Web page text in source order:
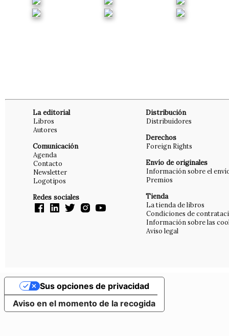
La editorial
Libros
Autores
Comunicación
Agenda
Contacto
Newsletter
Logotipos
Redes sociales
Distribución
Distribuidores
Derechos
Foreign Rights
Envío de originales
Información sobre el
Premios
Tienda
La tienda de libros
Condiciones de
Información sobre las
Aviso legal
Aviso en el momento de la recogida
Sus opciones de privacidad